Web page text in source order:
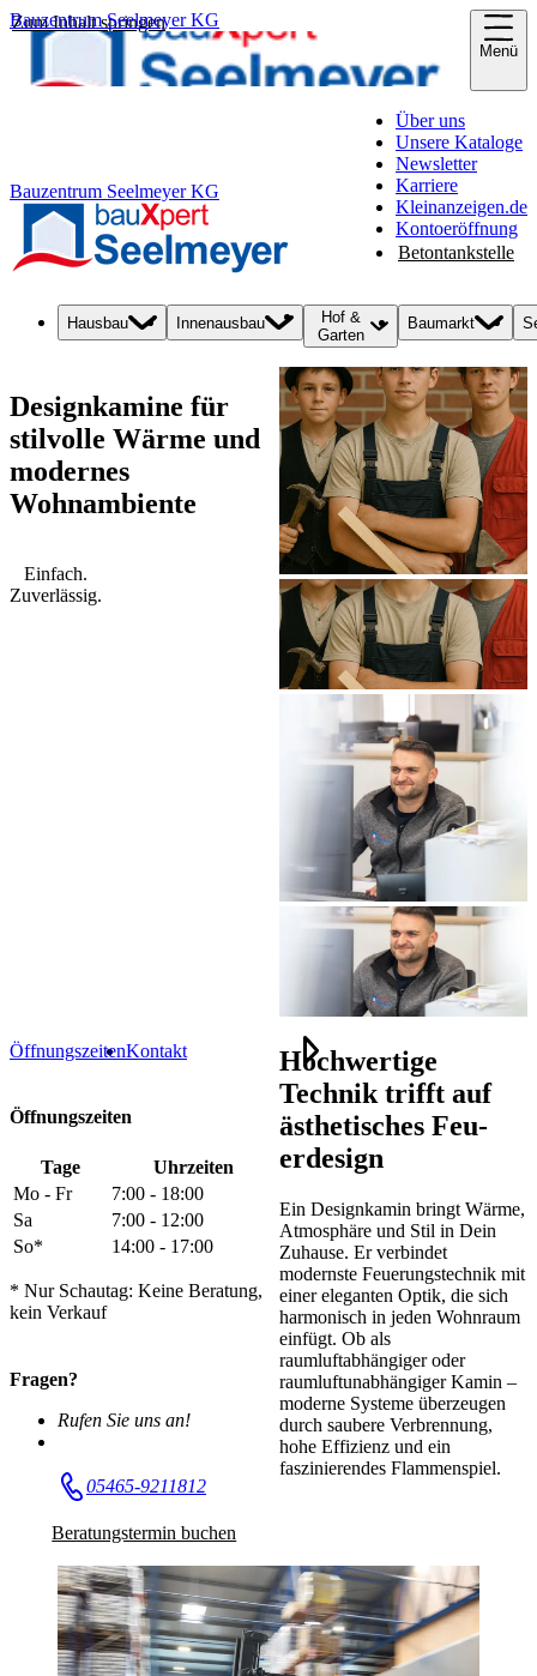
Zum Inhalt springen
Bauzentrum Seelmeyer KG
Menü
Bauzentrum Seelmeyer KG
Über uns
Unsere Kataloge
Newsletter
Karriere
Kleinanzeigen.de
Kontoeröffnung
Betontankstelle
Hausbau Innenausbau
Hof &
Garten
Baumarkt
Designkamine für
stilvolle Wärme und
modernes
Wohnambiente
Einfach.
Zuverlässig.
ÖffnungszeitenKontakt
Öffnungszeiten
Tage
Uhrzeiten
Mo - Fr
7:00 - 18:00
Sa
7:00 - 12:00
So*
14:00 - 17:00
* Nur Schautag: Keine Beratung,
kein Verkauf
Fragen?
Rufen Sie uns an!
05465-9211812
Beratungstermin buchen
Hochwertige
Technik trifft auf
ästhetisches Feu­
erdesign
Ein Designkamin bringt Wärme,
Atmosphäre und Stil in Dein
Zuhause. Er verbindet
modernste Feuerungstechnik mit
einer eleganten Optik, die sich
harmonisch in jeden Wohnraum
einfügt. Ob als
raumluftabhängiger oder
raumluftunabhängiger Kamin –
moderne Systeme überzeugen
durch saubere Verbrennung,
hohe Effizienz und ein
faszinierendes Flammenspiel.